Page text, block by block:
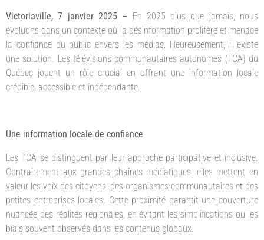
Victoriaville, 7 janvier 2025 – En 2025 plus que jamais, nous
évoluons dans un contexte où la désinformation prolifère et menace
la confiance du public envers les médias. Heureusement, il existe
une solution. Les télévisions communautaires autonomes (TCA) du
Québec jouent un rôle crucial en offrant une information locale
crédible, accessible et indépendante.
Une information locale de confiance
Les TCA se distinguent par leur approche participative et inclusive.
Contrairement aux grandes chaînes médiatiques, elles mettent en
valeur les voix des citoyens, des organismes communautaires et des
petites entreprises locales. Cette proximité garantit une couverture
nuancée des réalités régionales, en évitant les simplifications ou les
biais souvent observés dans les contenus globaux.